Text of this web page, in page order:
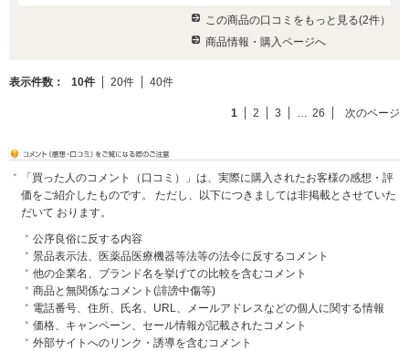
この商品の口コミをもっと見る(2件）
商品情報・購入ページへ
表示件数： 10件 20件 40件
1 2 3 … 26 次のページ
「買った人のコメント（口コミ）」は、実際に購入されたお客様の感想・評
価をご紹介したものです。 ただし、以下につきましては非掲載とさせていた
だいて おります。
公序良俗に反する内容
景品表示法、医薬品医療機器等法等の法令に反するコメント
他の企業名、ブランド名を挙げての比較を含むコメント
商品と無関係なコメント(誹謗中傷等)
電話番号、住所、氏名、URL、メールアドレスなどの個人に関する情報
価格、キャンペーン、セール情報が記載されたコメント
外部サイトへのリンク・誘導を含むコメント